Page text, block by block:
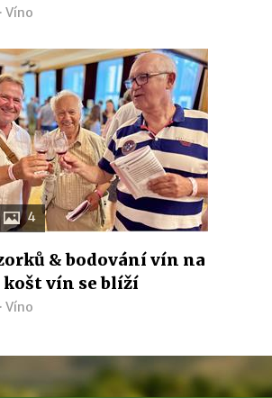
Víno
4
& bodování vín na
vín se blíží
Víno